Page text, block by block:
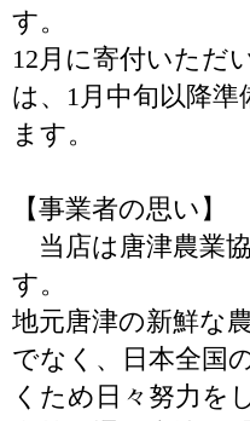
す。
12月に寄付いただ
は、1月中旬以降準
ます。
【事業者の思い】
当店は唐津農業
す。
地元唐津の新鮮な
でなく、日本全国
くため日々努力を